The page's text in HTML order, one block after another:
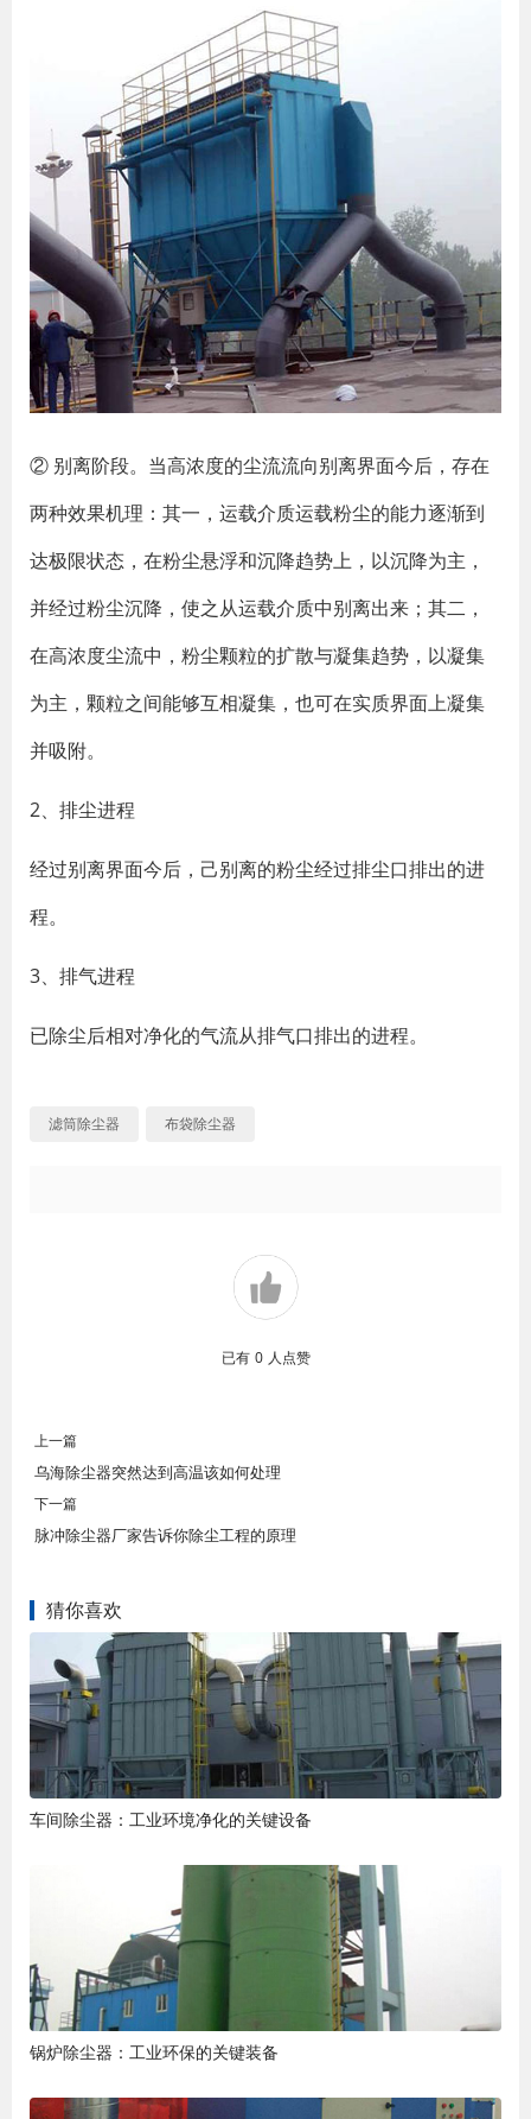
② 别离阶段。当高浓度的尘流流向别离界面今后，存在
两种效果机理：其一，运载介质运载粉尘的能力逐渐到
达极限状态，在粉尘悬浮和沉降趋势上，以沉降为主，
并经过粉尘沉降，使之从运载介质中别离出来；其二，
在高浓度尘流中，粉尘颗粒的扩散与凝集趋势，以凝集
为主，颗粒之间能够互相凝集，也可在实质界面上凝集
并吸附。
2、排尘进程
经过别离界面今后，己别离的粉尘经过排尘口排出的进
程。
3、排气进程
已除尘后相对净化的气流从排气口排出的进程。
滤筒除尘器 布袋除尘器
已有 0 人点赞
上一篇
乌海除尘器突然达到高温该如何处理
下一篇
脉冲除尘器厂家告诉你除尘工程的原理
猜你喜欢
车间除尘器：工业环境净化的关键设备
锅炉除尘器：工业环保的关键装备